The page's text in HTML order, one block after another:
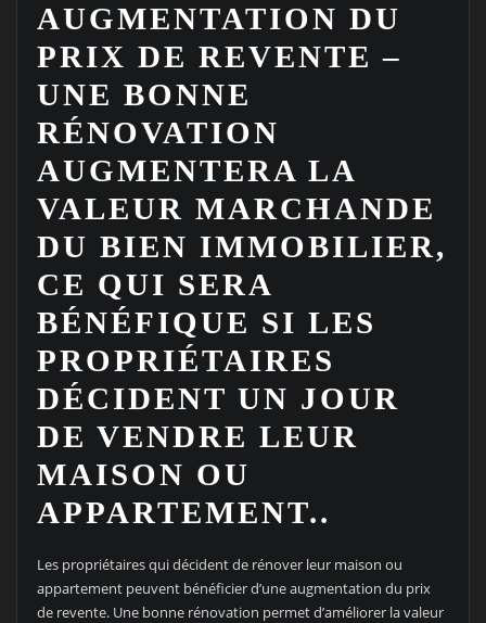
AUGMENTATION DU
PRIX DE REVENTE –
UNE BONNE
RÉNOVATION
AUGMENTERA LA
VALEUR MARCHANDE
DU BIEN IMMOBILIER,
CE QUI SERA
BÉNÉFIQUE SI LES
PROPRIÉTAIRES
DÉCIDENT UN JOUR
DE VENDRE LEUR
MAISON OU
APPARTEMENT..
Les propriétaires qui décident de rénover leur maison ou
appartement peuvent bénéficier d’une augmentation du prix
de revente. Une bonne rénovation permet d’améliorer la valeur